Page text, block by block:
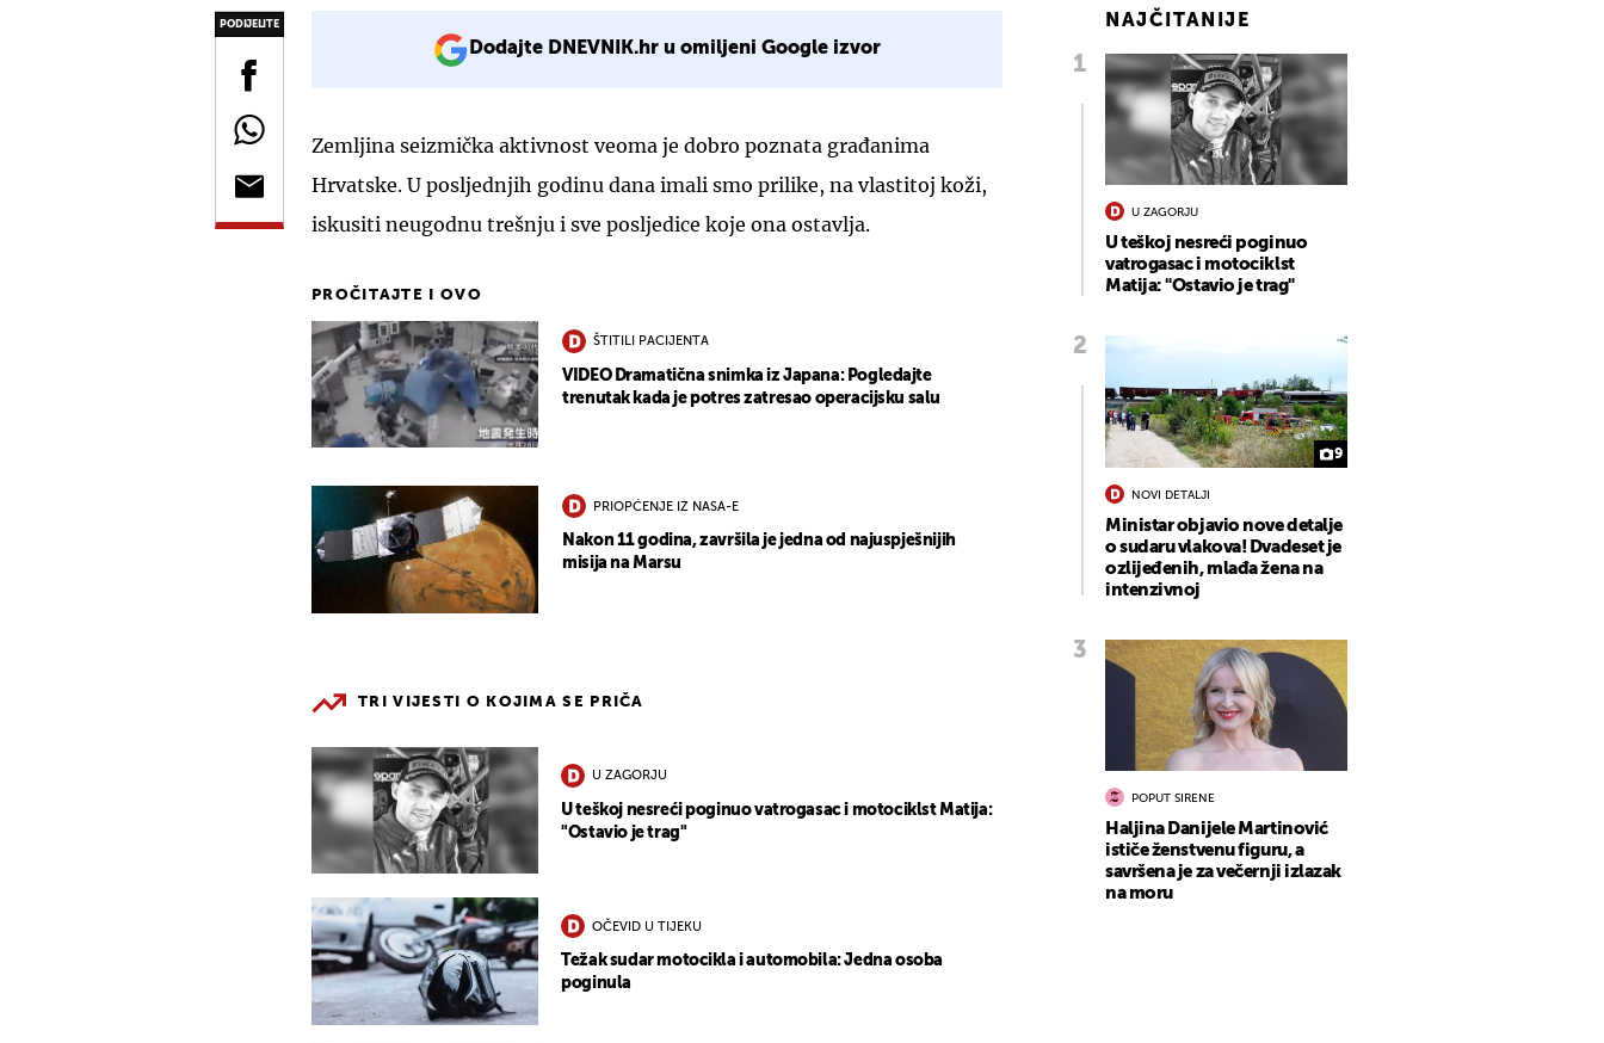
PODIJELITE
Dodajte DNEVNIK.hr u omiljeni Google izvor
Zemljina seizmička aktivnost veoma je dobro poznata građanima
Hrvatske. U posljednjih godinu dana imali smo prilike, na vlastitoj koži,
iskusiti neugodnu trešnju i sve posljedice koje ona ostavlja.
PROČITAJTE I OVO
ŠTITILI PACIJENTA
VIDEO Dramatična snimka iz Japana: Pogledajte
trenutak kada je potres zatresao operacijsku salu
PRIOPĆENJE IZ NASA-E
Nakon 11 godina, završila je jedna od najuspješnijih
misija na Marsu
TRI VIJESTI O KOJIMA SE PRIČA
U ZAGORJU
U teškoj nesreći poginuo vatrogasac i motociklst Matija:
"Ostavio je trag"
OČEVID U TIJEKU
Težak sudar motocikla i automobila: Jedna osoba
poginula
NAJČITANIJE
U ZAGORJU
U teškoj nesreći poginuo
vatrogasac i motociklst
Matija: "Ostavio je trag"
9
NOVI DETALJI
Ministar objavio nove detalje
o sudaru vlakova! Dvadeset je
ozlijeđenih, mlađa žena na
intenzivnoj
POPUT SIRENE
Haljina Danijele Martinović
ističe ženstvenu figuru, a
savršena je za večernji izlazak
na moru